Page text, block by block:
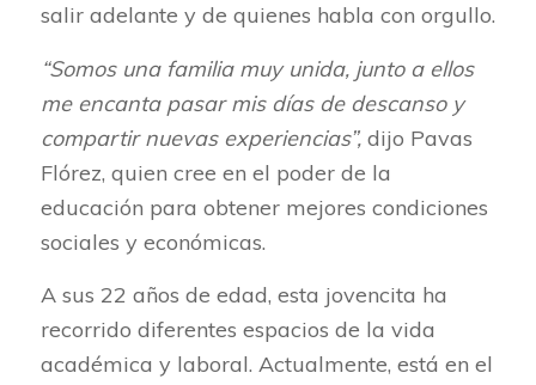
salir adelante y de quienes habla con orgullo.
“Somos una familia muy unida, junto a ellos
me encanta pasar mis días de descanso y
compartir nuevas experiencias”,dijo Pavas
Flórez, quien cree en el poder de la
educación para obtener mejores condiciones
sociales y económicas.
A sus 22 años de edad, esta jovencita ha
recorrido diferentes espacios de la vida
académica y laboral. Actualmente, está en el